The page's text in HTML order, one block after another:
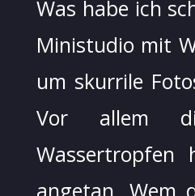
Was habe ich
Ministudio mit
um skurrile
Vor allem
Wassertropfen
angetan. Wem